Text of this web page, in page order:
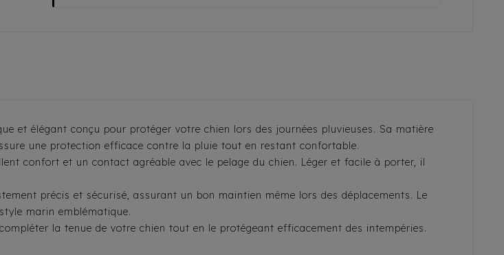
et élégant conçu pour protéger votre chien lors des journées pluvieuses. Sa matière
une protection efficace contre la pluie tout en restant confortable.
confort et un contact agréable avec le pelage du chien. Léger et facile à porter, il
précis et sécurisé, assurant un bon maintien même lors des déplacements. Le
marin emblématique.
la tenue de votre chien tout en le protégeant efficacement des intempéries.